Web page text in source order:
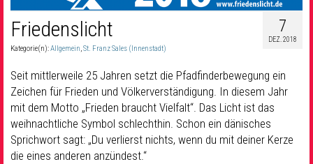
Gemeinschaft & Soziales
Musik& Kultur
Seelsorge & Kontakt
7
DEZ. 2018
Friedenslicht
Kategorie(n):Allgemein,St. Franz Sales (Innenstadt)
Seit mittlerweile 25 Jahren setzt die Pfadfinderbewegung ein
Zeichen für Frieden und Völkerverständigung. In diesem Jahr
mit dem Motto „Frieden braucht Vielfalt“. Das Licht ist das
weihnachtliche Symbol schlechthin. Schon ein dänisches
Sprichwort sagt: „Du verlierst nichts, wenn du mit deiner Kerze
die eines anderen anzündest.“